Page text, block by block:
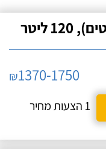
ליטר
₪1370-1750
1 הצעות מחיר